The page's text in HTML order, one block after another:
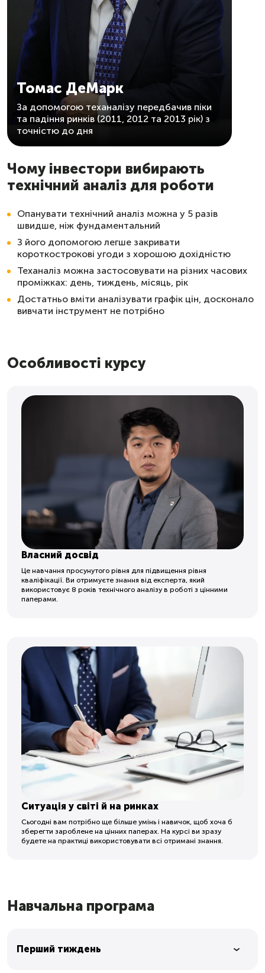
Томас ДеМарк
За допомогою теханалізу передбачив піки
та падіння ринків (2011, 2012 та 2013 рік) з
точністю до дня
Чому інвестори вибирають
технічний аналіз для роботи
Опанувати технічний аналіз можна у 5 разів
швидше, ніж фундаментальний
З його допомогою легше закривати
короткострокові угоди з хорошою дохідністю
Теханаліз можна застосовувати на різних часових
проміжках: день, тиждень, місяць, рік
Достатньо вміти аналізувати графік цін, досконало
вивчати інструмент не потрібно
Особливості курсу
Власний досвід
Це навчання просунутого рівня для підвищення рівня
кваліфікації. Ви отримуєте знання від експерта, який
використовує 8 років технічного аналізу в роботі з цінними
паперами.
Ситуація у світі й на ринках
Сьогодні вам потрібно ще більше умінь і навичок, щоб хоча б
зберегти зароблене на цінних паперах. На курсі ви зразу
будете на практиці використовувати всі отримані знання.
Навчальна програма
Перший тиждень